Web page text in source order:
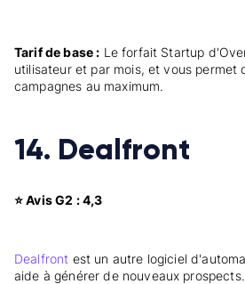
Tarif de base : Le forfait Startup
utilisateur et par mois, et vous permet
campagnes au maximum.
14. Dealfront
⭐ Avis G2 : 4,3
Dealfront est un autre logiciel
aide à générer de nouveaux prospects.